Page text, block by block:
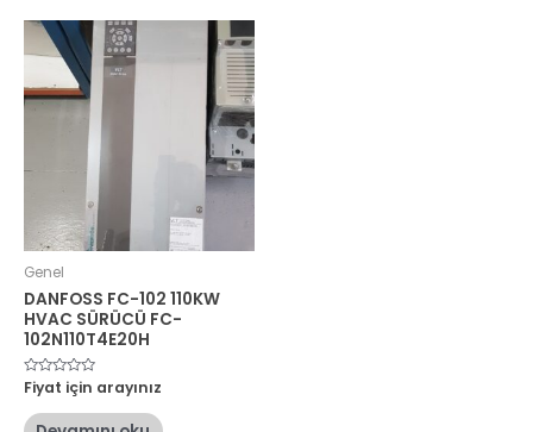
Genel
DANFOSS FC-102 110KW
HVAC SÜRÜCÜ FC-
102N110T4E20H
5
üzerinden
oy
Fiyat için arayınız